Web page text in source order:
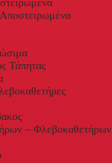
Τάπητας
– Φλεβοκαθετήρων